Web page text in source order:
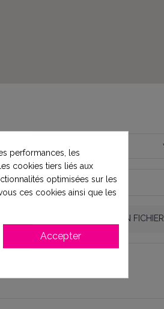
CHOISIR UN FICHIER
performances, les
cookies tiers liés aux
optimisées sur les
ces cookies ainsi que les
Accepter